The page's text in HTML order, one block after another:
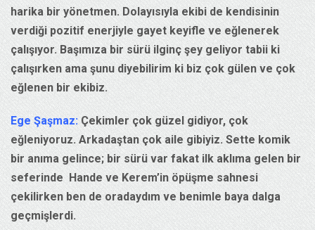
harika bir yönetmen. Dolayısıyla ekibi de kendisinin
verdiği pozitif enerjiyle gayet keyifle ve eğlenerek
çalışıyor. Başımıza bir sürü ilginç şey geliyor tabii ki
çalışırken ama şunu diyebilirim ki biz çok gülen ve çok
eğlenen bir ekibiz.
Ege Şaşmaz: Çekimler çok güzel gidiyor, çok
eğleniyoruz. Arkadaştan çok aile gibiyiz. Sette komik
bir anıma gelince; bir sürü var fakat ilk aklıma gelen bir
seferinde Hande ve Kerem’in öpüşme sahnesi
çekilirken ben de oradaydım ve benimle baya dalga
geçmişlerdi.